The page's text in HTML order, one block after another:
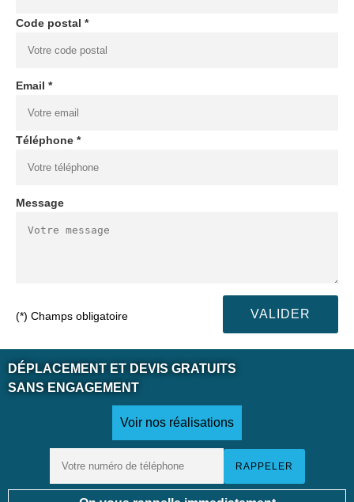
Code postal *
Email *
Téléphone *
Message
(*) Champs obligatoire
DÉPLACEMENT ET DEVIS GRATUITS
SANS ENGAGEMENT
Voir nos réalisations